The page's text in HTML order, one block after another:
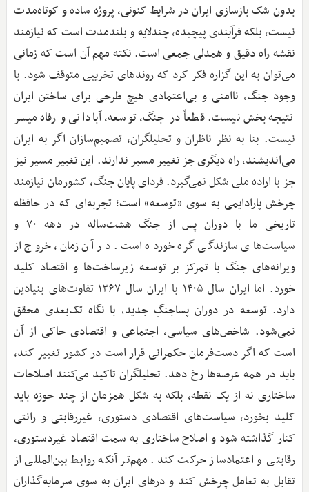
بدون شک بازسازی ایران در شرایط کنونی، پروژه ساده و کوتاه‌مدت
نیست، بلکه فرآیندی پیچیده، چندلایه و بلندمدت است که نیازمند
نقشه راه دقیق و همدلی جمعی است. نکته مهم آن است که زمانی
می‌توان به این گزاره فکر کرد که روندهای تخریبی متوقف شود. با
وجود جنگ، ناامنی و بی‌اعتمادی هیچ طرحی برای ساختن ایران
نتیجه‌بخش نیست. قطعاً در جنگ، توسعه، آبادانی و رفاه میسر
نیست. بنا به نظر ناظران و تحلیلگران، تصمیم‌سازان اگر به ایران
می‌اندیشند، راه دیگری جز تغییر مسیر ندارند. این تغییر مسیر نیز
جز با اراده ملی شکل نمی‌گیرد. فردای پایان جنگ، کشورمان نیازمند
چرخش پارادایمی به سوی «توسعه» است؛ تجربه‌ای که در حافظه
تاریخی ما با دوران پس از جنگ هشت‌ساله در دهه ۷۰ و
سیاست‌های سازندگی گره خورده است. در آن زمان، خروج از
ویرانه‌های جنگ با تمرکز بر توسعه زیرساخت‌ها و اقتصاد کلید
خورد. اما ایران سال ۱۴۰۵ با ایران سال ۱۳۶۷ تفاوت‌های بنیادین
دارد. توسعه در دوران پساجنگِ جدید، با نگاه تک‌بعدی محقق
نمی‌شود. شاخص‌های سیاسی، اجتماعی و اقتصادی حاکی از آن
است که اگر دست‌فرمان حکمرانی قرار است در کشور تغییر کند،
باید در همه عرصه‌ها رخ دهد. تحلیلگران تاکید می‌کنند اصلاحات
ساختاری نه از یک نقطه، بلکه به شکل همزمان از چند حوزه باید
کلید بخورد، سیاست‌های اقتصادی دستوری، غیررقابتی و رانتی
کنار گذاشته شود و اصلاح ساختاری به سمت اقتصاد غیردستوری،
رقابتی و اعتمادساز حرکت کند. مهم‌تر آنکه روابط بین‌المللی از
تقابل به تعامل چرخش کند و درهای ایران به سوی سرمایه‌گذاران